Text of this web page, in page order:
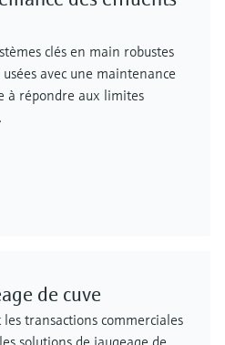
clés en main robustes
avec une maintenance
à répondre aux limites
de cuve
transactions commerciales
solutions de jaugeage de